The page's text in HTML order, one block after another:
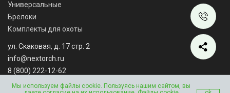
Универсальные
Брелоки
Комплекты для охоты
ул. Скаковая, д. 17 стр. 2
info@nextorch.ru
8 (800) 222-12-62
Мы работаем: ПН-ВС: 10:00 - 18:00
Мы используем файлы cookie. Пользуясь нашим сайтом, вы